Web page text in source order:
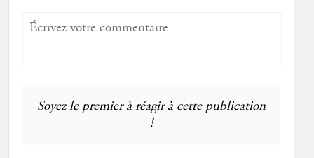
Soyez le premier à réagir à cette publication
!